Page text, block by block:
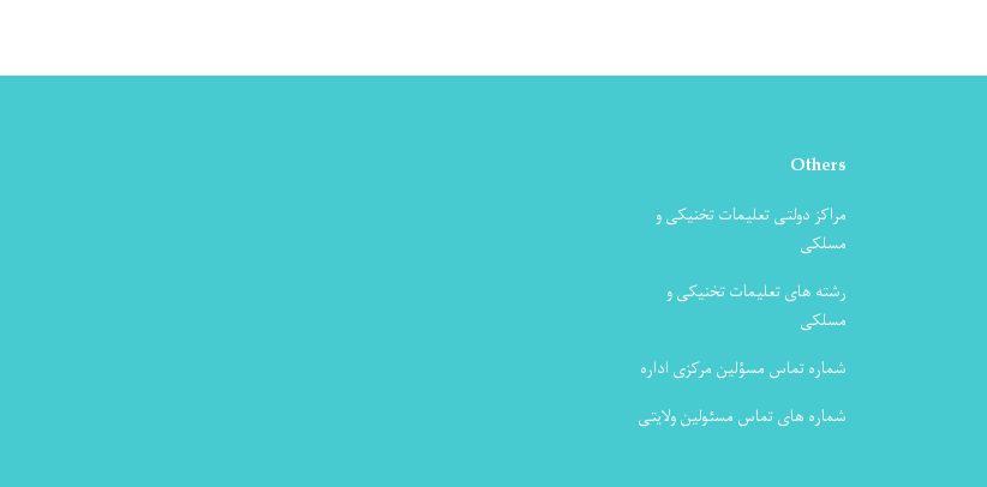
Others
مراکز دولتی تعلیمات تخنیکی و
مسلکی
رشته های تعلیمات تخنیکی و
مسلکی
شماره تماس مسؤلین مرکزی اداره
شماره های تماس مسئولین ولایتی